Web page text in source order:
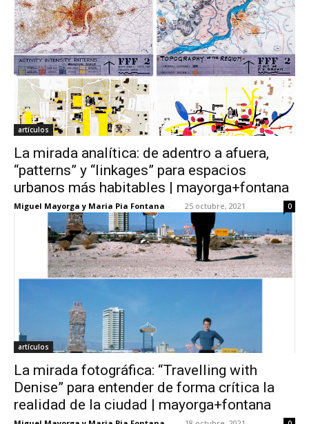
artículos
La mirada analítica: de adentro a afuera,
“patterns” y “linkages” para espacios
urbanos más habitables | mayorga+fontana
Miguel Mayorga y Maria Pia Fontana - 25 octubre, 2021 0
artículos
La mirada fotográfica: “Travelling with
Denise” para entender de forma crítica la
realidad de la ciudad | mayorga+fontana